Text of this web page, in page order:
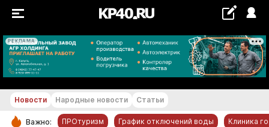
РЕКЛАМА
+22...+23 °С
Новости Народные новости Статьи
Важно: ПРОтуризм График отключений воды Клиника